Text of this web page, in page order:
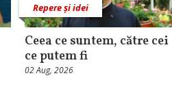
Repere și idei
Ceea ce suntem, către cei
ce putem fi
02 Aug, 2026